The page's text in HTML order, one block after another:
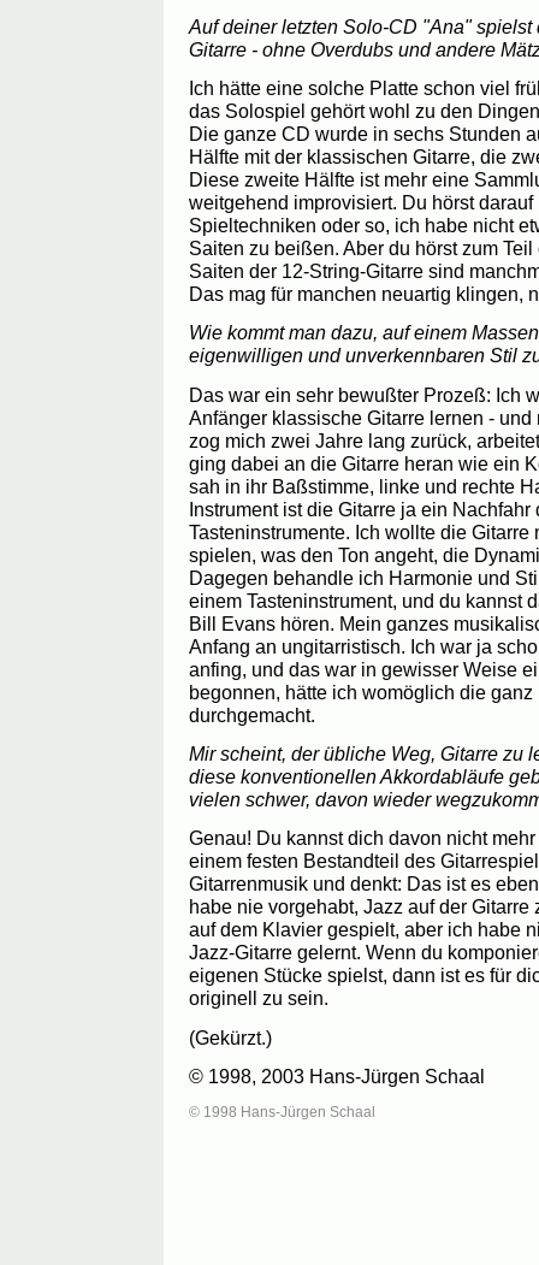
Auf deiner letzten Solo-CD "Ana"
Gitarre - ohne Overdubs und andere
Ich hätte eine solche Platte schon viel
das Solospiel gehört wohl zu den
Die ganze CD wurde in sechs Stunden
Hälfte mit der klassischen Gitarre, die
Diese zweite Hälfte ist mehr eine
weitgehend improvisiert. Du hörst
Spieltechniken oder so, ich habe nicht
Saiten zu beißen. Aber du hörst zum
Saiten der 12-String-Gitarre sind
Das mag für manchen neuartig klingen,
Wie kommt man dazu, auf einem
eigenwilligen und unverkennbaren Stil
Das war ein sehr bewußter Prozeß: Ich
Anfänger klassische Gitarre lernen - und
zog mich zwei Jahre lang zurück,
ging dabei an die Gitarre heran wie ein
sah in ihr Baßstimme, linke und rechte
Instrument ist die Gitarre ja ein Nachfahr
Tasteninstrumente. Ich wollte die Gitarre
spielen, was den Ton angeht, die
Dagegen behandle ich Harmonie und
einem Tasteninstrument, und du kannst
Bill Evans hören. Mein ganzes
Anfang an ungitarristisch. Ich war ja
anfing, und das war in gewisser Weise
begonnen, hätte ich womöglich die
durchgemacht.
Mir scheint, der übliche Weg, Gitarre zu
diese konventionellen Akkordabläufe
vielen schwer, davon wieder
Genau! Du kannst dich davon nicht
einem festen Bestandteil des
Gitarrenmusik und denkt: Das ist es
habe nie vorgehabt, Jazz auf der
auf dem Klavier gespielt, aber ich habe
Jazz-Gitarre gelernt. Wenn du
eigenen Stücke spielst, dann ist es für
originell zu sein.
(Gekürzt.)
© 1998, 2003 Hans-Jürgen Schaal
© 1998 Hans-Jürgen Schaal